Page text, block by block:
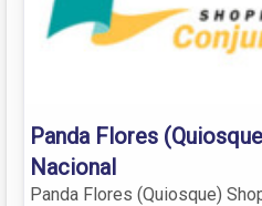
Panda Flores
Nacional
Panda Flores (Quiosque)